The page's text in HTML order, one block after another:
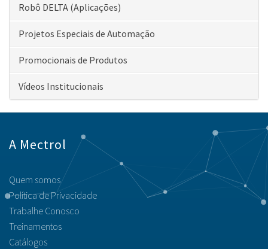
Robô DELTA (Aplicações)
Projetos Especiais de Automação
Promocionais de Produtos
Vídeos Institucionais
A Mectrol
Quem somos
Política de Privacidade
Trabalhe Conosco
Treinamentos
Catálogos